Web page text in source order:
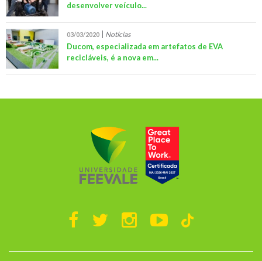
desenvolver veículo...
03/03/2020 Notícias
Ducom, especializada em artefatos de EVA
recicláveis, é a nova em...